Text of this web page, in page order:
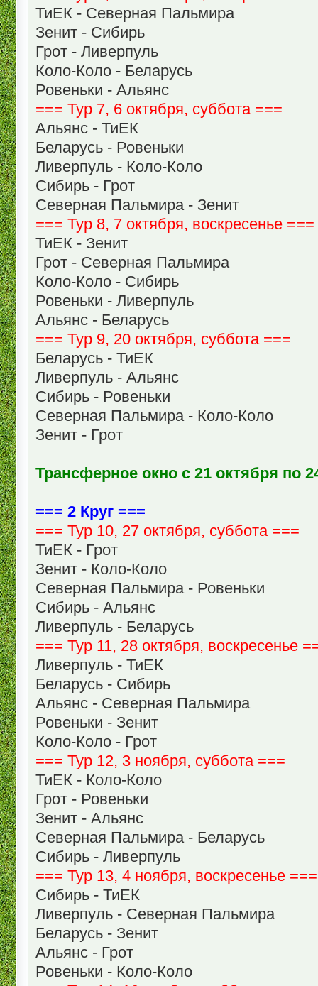
ТиЕК - Северная Пальмира
Зенит - Сибирь
Грот - Ливерпуль
Коло-Коло - Беларусь
Ровеньки - Альянс
=== Тур 7, 6 октября, суббота ===
Альянс - ТиЕК
Беларусь - Ровеньки
Ливерпуль - Коло-Коло
Сибирь - Грот
Северная Пальмира - Зенит
=== Тур 8, 7 октября, воскресенье ===
ТиЕК - Зенит
Грот - Северная Пальмира
Коло-Коло - Сибирь
Ровеньки - Ливерпуль
Альянс - Беларусь
=== Тур 9, 20 октября, суббота ===
Беларусь - ТиЕК
Ливерпуль - Альянс
Сибирь - Ровеньки
Северная Пальмира - Коло-Коло
Зенит - Грот
Трансферное окно с 21 октября по
=== 2 Круг ===
=== Тур 10, 27 октября, суббота ===
ТиЕК - Грот
Зенит - Коло-Коло
Северная Пальмира - Ровеньки
Сибирь - Альянс
Ливерпуль - Беларусь
=== Тур 11, 28 октября, воскресенье
Ливерпуль - ТиЕК
Беларусь - Сибирь
Альянс - Северная Пальмира
Ровеньки - Зенит
Коло-Коло - Грот
=== Тур 12, 3 ноября, суббота ===
ТиЕК - Коло-Коло
Грот - Ровеньки
Зенит - Альянс
Северная Пальмира - Беларусь
Сибирь - Ливерпуль
=== Тур 13, 4 ноября, воскресенье ===
Сибирь - ТиЕК
Ливерпуль - Северная Пальмира
Беларусь - Зенит
Альянс - Грот
Ровеньки - Коло-Коло